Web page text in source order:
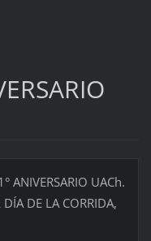
ANIVERSARIO UACh.
DE LA CORRIDA,